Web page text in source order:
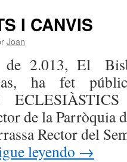
I CANVIS
Joan
2.013, El
ha fet
de la Parròquia
Rector del
leyendo →